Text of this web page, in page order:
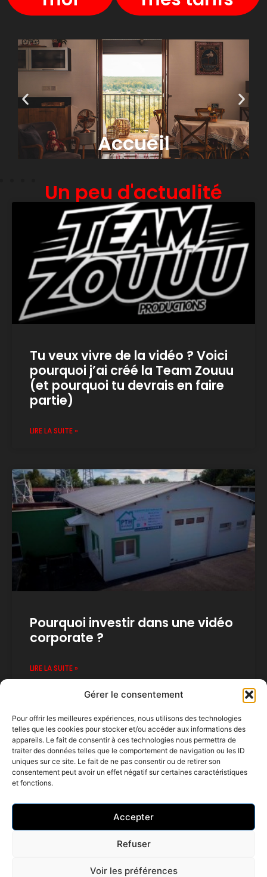
Gérer le consentement
Pour offrir les meilleures expériences, nous utilisons des technologies
telles que les cookies pour stocker et/ou accéder aux informations des
appareils. Le fait de consentir à ces technologies nous permettra de
traiter des données telles que le comportement de navigation ou les ID
uniques sur ce site. Le fait de ne pas consentir ou de retirer son
consentement peut avoir un effet négatif sur certaines caractéristiques
et fonctions.
Accepter
Refuser
Voir les préférences
Photographie
Un peu d'actualité
Tu veux vivre de la vidéo ? Voici
pourquoi j’ai créé la Team Zouuu
(et pourquoi tu devrais en faire
partie)
LIRE LA SUITE »
Pourquoi investir dans une vidéo
corporate ?
LIRE LA SUITE »
contact@tomazouuuprod.fr
marketing et activer ce contenu